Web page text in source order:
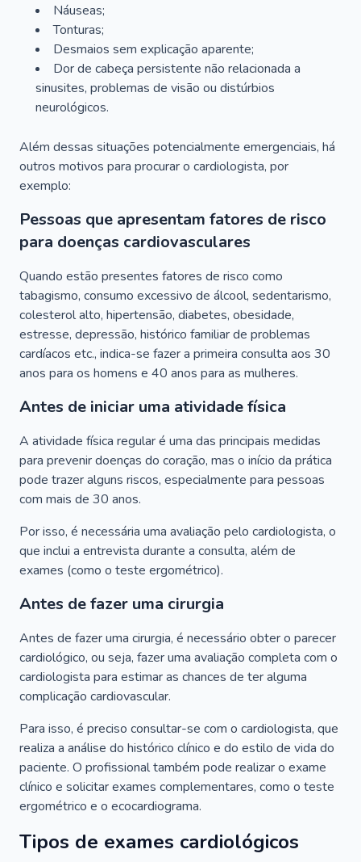
Náuseas;
Tonturas;
Desmaios sem explicação aparente;
Dor de cabeça persistente não relacionada a
sinusites, problemas de visão ou distúrbios
neurológicos.
Além dessas situações potencialmente emergenciais, há
outros motivos para procurar o cardiologista, por
exemplo:
Pessoas que apresentam fatores de risco
para doenças cardiovasculares
Quando estão presentes fatores de risco como
tabagismo, consumo excessivo de álcool, sedentarismo,
colesterol alto, hipertensão, diabetes, obesidade,
estresse, depressão, histórico familiar de problemas
cardíacos etc., indica-se fazer a primeira consulta aos 30
anos para os homens e 40 anos para as mulheres.
Antes de iniciar uma atividade física
A atividade física regular é uma das principais medidas
para prevenir doenças do coração, mas o início da prática
pode trazer alguns riscos, especialmente para pessoas
com mais de 30 anos.
Por isso, é necessária uma avaliação pelo cardiologista, o
que inclui a entrevista durante a consulta, além de
exames (como o teste ergométrico).
Antes de fazer uma cirurgia
Antes de fazer uma cirurgia, é necessário obter o parecer
cardiológico, ou seja, fazer uma avaliação completa com o
cardiologista para estimar as chances de ter alguma
complicação cardiovascular.
Para isso, é preciso consultar-se com o cardiologista, que
realiza a análise do histórico clínico e do estilo de vida do
paciente. O profissional também pode realizar o exame
clínico e solicitar exames complementares, como o teste
ergométrico e o ecocardiograma.
Tipos de exames cardiológicos